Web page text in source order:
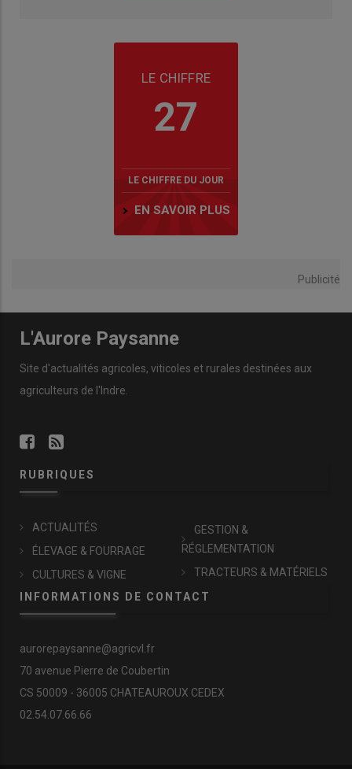
LE CHIFFRE
27
LE CHIFFRE DU JOUR
EN SAVOIR PLUS
Publicité
L'Aurore Paysanne
Site d'actualités agricoles, viticoles et rurales destinées aux
agriculteurs de l'Indre.
RUBRIQUES
ACTUALITÉS
ÉLEVAGE & FOURRAGE
CULTURES & VIGNE
GESTION &
RÉGLEMENTATION
TRACTEURS & MATÉRIELS
INFORMATIONS DE CONTACT
aurorepaysanne@agricvl.fr
70 avenue Pierre de Coubertin
CS 50009 - 36005 CHATEAUROUX CEDEX
02.54.07.66.66